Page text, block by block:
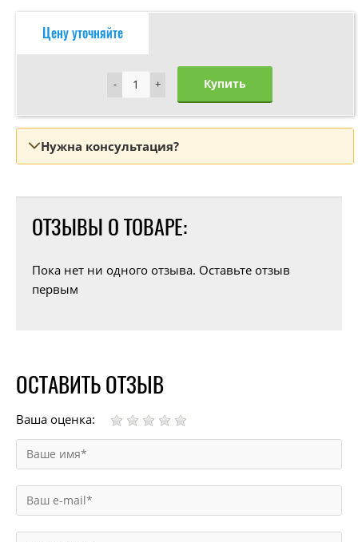
Цену уточняйте
+
- +
- Купить
Нужна консультация?
ОТЗЫВЫ О ТОВАРЕ:
Пока нет ни одного отзыва. Оставьте отзыв
первым
ОСТАВИТЬ ОТЗЫВ
Ваша оценка: